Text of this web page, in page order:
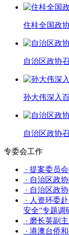
住桂全国政
自治区政协
孙大伟深入
自治区政协
专委会工作
· 提案委员
· 自治区政
· 自治区政
· 人资环委
安全”专题调
· 磨长英副
· 港澳台侨